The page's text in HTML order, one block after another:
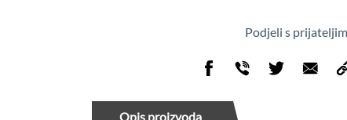
Podjeli s
Opis proizvoda